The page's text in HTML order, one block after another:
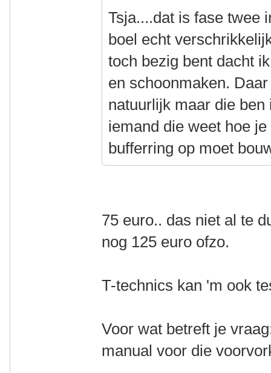
Tsja....dat is fase twee
boel echt
toch bezig bent dacht
en schoonmaken.
natuurlijk maar die
iemand die weet hoe
bufferring op moet
75 euro.. das niet al te
nog 125 euro ofzo.
T-technics kan 'm ook
Voor wat betreft je
manual voor die